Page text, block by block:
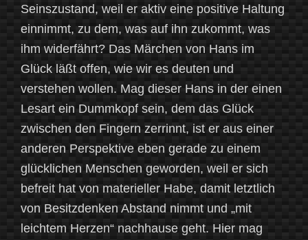
Seinszustand, weil er aktiv eine positive Haltung
einnimmt, zu dem, was auf ihn zukommt, was
ihm widerfährt? Das Märchen von Hans im
Glück läßt offen, wie wir es deuten und
verstehen wollen. Mag dieser Hans in der einen
Lesart ein Dummkopf sein, dem das Glück
zwischen den Fingern zerrinnt, ist er aus einer
anderen Perspektive eben gerade zu einem
glücklichen Menschen geworden, weil er sich
befreit hat von materieller Habe, damit letztlich
von Besitzdenken Abstand nimmt und „mit
leichtem Herzen“ nachhause geht. Hier mag